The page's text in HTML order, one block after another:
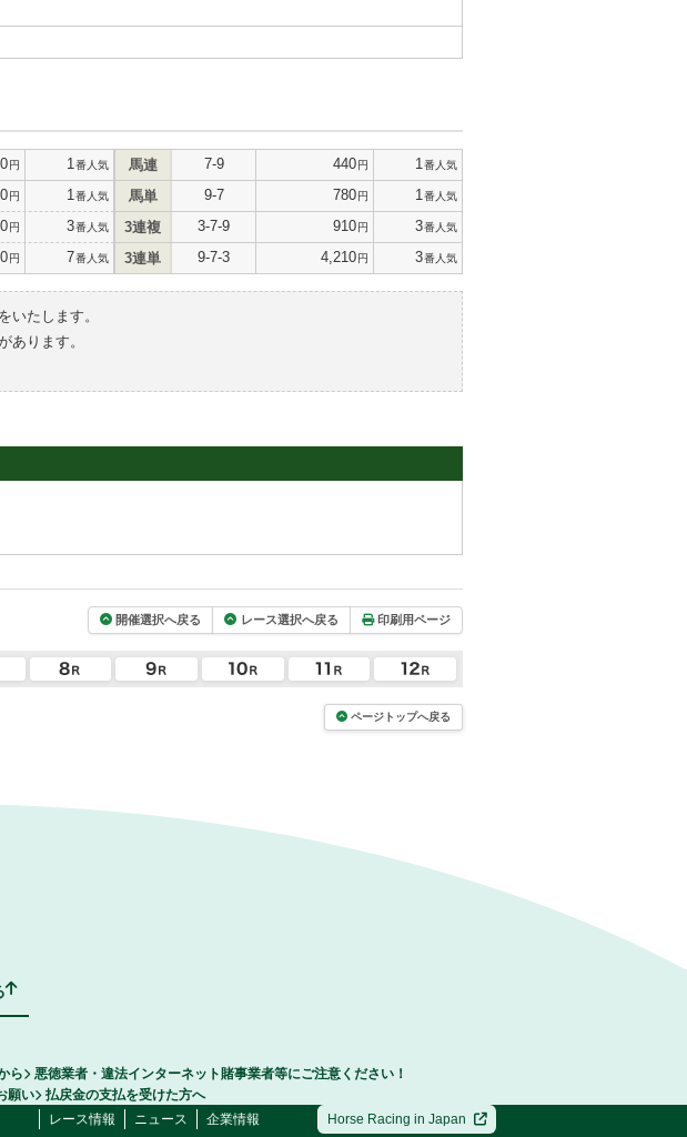
円 1 番人気
円 1 番人気
円 3番人気
円 7番人気
馬連 7-9 440円 1 番人気
馬単 9-7 780円 1 番人気
3連複 3-7-9 910円 3番人気
3連単 9-7-3 4,210円 3番人気
いたします。
あります。
開催選択へ戻る レース選択へ戻る 印刷用ページ
ページトップへ戻る
ら
悪徳業者・違法インターネット賭事業者等にご注意ください！
願い
払戻金の支払を受けた方へ
レース情報 ニュース 企業情報 Horse Racing in Japan